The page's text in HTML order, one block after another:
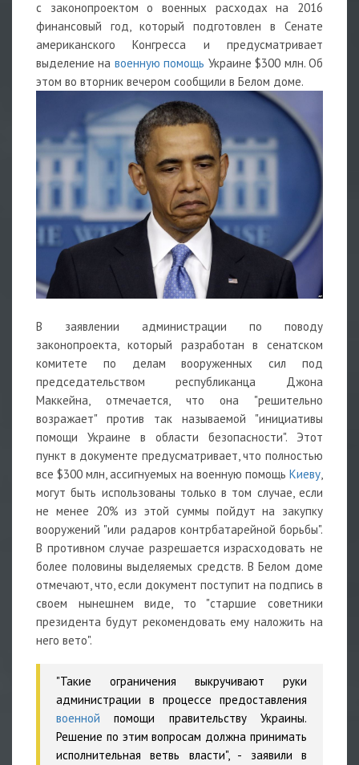
с законопроектом о военных расходах на 2016
финансовый год, который подготовлен в Сенате
американского Конгресса и предусматривает
выделение на военную помощь Украине $300 млн. Об
этом во вторник вечером сообщили в Белом доме.
В заявлении администрации по поводу
законопроекта, который разработан в сенатском
комитете по делам вооруженных сил под
председательством республиканца Джона
Маккейна, отмечается, что она "решительно
возражает" против так называемой "инициативы
помощи Украине в области безопасности". Этот
пункт в документе предусматривает, что полностью
все $300 млн, ассигнуемых на военную помощь Киеву,
могут быть использованы только в том случае, если
не менее 20% из этой суммы пойдут на закупку
вооружений "или радаров контрбатарейной борьбы".
В противном случае разрешается израсходовать не
более половины выделяемых средств. В Белом доме
отмечают, что, если документ поступит на подпись в
своем нынешнем виде, то "старшие советники
президента будут рекомендовать ему наложить на
него вето".
"Такие ограничения выкручивают руки
администрации в процессе предоставления
военной помощи правительству Украины.
Решение по этим вопросам должна принимать
исполнительная ветвь власти", - заявили в